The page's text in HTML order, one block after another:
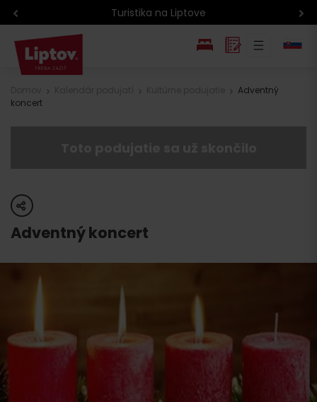
Turistika na Liptove
Adventný
koncert
share
Adventný koncert